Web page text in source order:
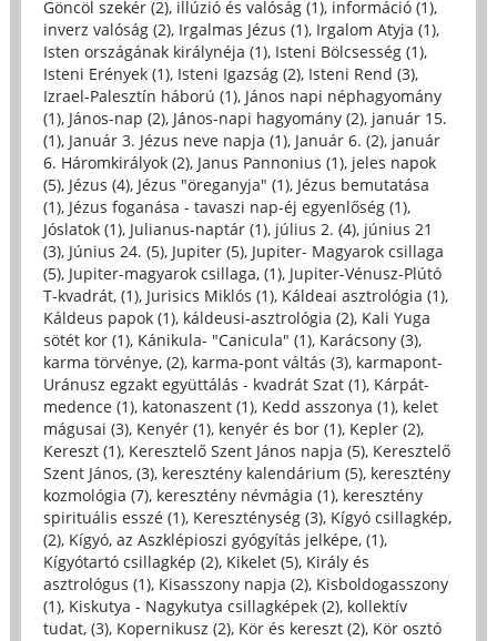
Göncöl szekér (2), illúzió és valóság (1), információ (1),
inverz valóság (2), Irgalmas Jézus (1), Irgalom Atyja (1),
Isten országának királynéja (1), Isteni Bölcsesség (1),
Isteni Erények (1), Isteni Igazság (2), Isteni Rend (3),
Izrael-Palesztín háború (1), János napi néphagyomány
(1), János-nap (2), János-napi hagyomány (2), január 15.
(1), Január 3. Jézus neve napja (1), Január 6. (2), január
6. Háromkirályok (2), Janus Pannonius (1), jeles napok
(5), Jézus (4), Jézus "öreganyja" (1), Jézus bemutatása
(1), Jézus foganása - tavaszi nap-éj egyenlőség (1),
Jóslatok (1), Julianus-naptár (1), július 2. (4), június 21
(3), Június 24. (5), Jupiter (5), Jupiter- Magyarok csillaga
(5), Jupiter-magyarok csillaga, (1), Jupiter-Vénusz-Plútó
T-kvadrát, (1), Jurisics Miklós (1), Káldeai asztrológia (1),
Káldeus papok (1), káldeusi-asztrológia (2), Kali Yuga
sötét kor (1), Kánikula- "Canicula" (1), Karácsony (3),
karma törvénye, (2), karma-pont váltás (3), karmapont-
Uránusz egzakt együttálás - kvadrát Szat (1), Kárpát-
medence (1), katonaszent (1), Kedd asszonya (1), kelet
mágusai (3), Kenyér (1), kenyér és bor (1), Kepler (2),
Kereszt (1), Keresztelő Szent János napja (5), Keresztelő
Szent János, (3), keresztény kalendárium (5), keresztény
kozmológia (7), keresztény névmágia (1), keresztény
spirituális esszé (1), Kereszténység (3), Kígyó csillagkép,
(2), Kígyó, az Aszklépioszi gyógyítás jelképe, (1),
Kígyótartó csillagkép (2), Kikelet (5), Király és
asztrológus (1), Kisasszony napja (2), Kisboldogasszony
(1), Kiskutya - Nagykutya csillagképek (2), kollektív
tudat, (3), Kopernikusz (2), Kör és kereszt (2), Kör osztó